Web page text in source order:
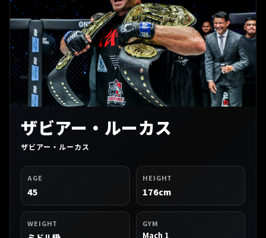
ザビアー・ルーカス
ザビアー・ルーカス
AGE
45
HEIGHT
176cm
WEIGHT GYM
Mach 1